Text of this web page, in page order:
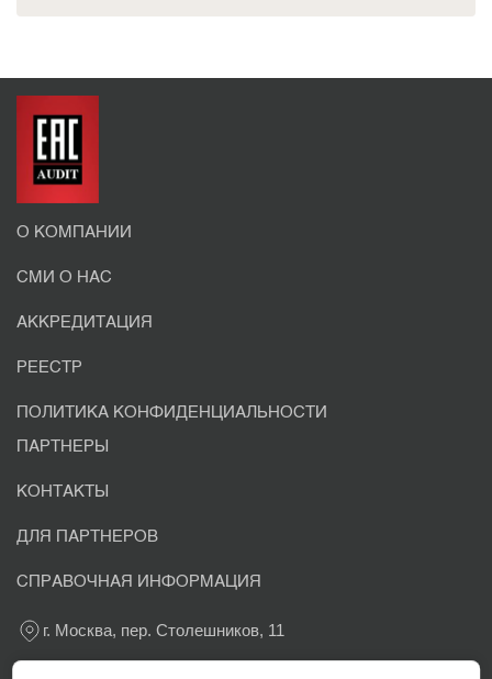
О КОМПАНИИ
СМИ О НАС
АККРЕДИТАЦИЯ
РЕЕСТР
ПОЛИТИКА КОНФИДЕНЦИАЛЬНОСТИ
ПАРТНЕРЫ
КОНТАКТЫ
ДЛЯ ПАРТНЕРОВ
СПРАВОЧНАЯ ИНФОРМАЦИЯ
г. Москва, пер. Столешников, 11